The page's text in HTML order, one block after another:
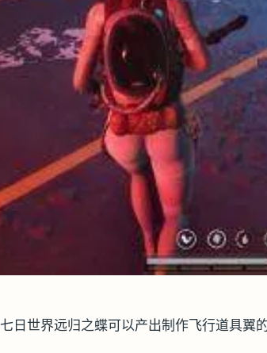
七日世界远归之蝶可以产出制作飞行道具翼